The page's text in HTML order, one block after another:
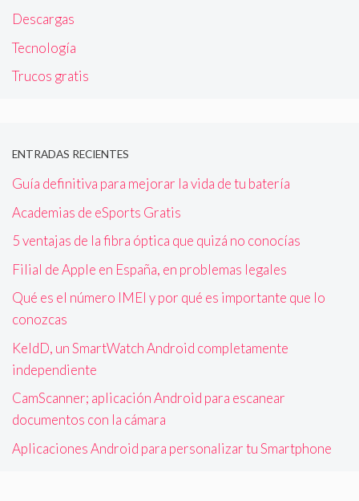
Descargas
Tecnología
Trucos gratis
ENTRADAS RECIENTES
Guía definitiva para mejorar la vida de tu batería
Academias de eSports Gratis
5 ventajas de la fibra óptica que quizá no conocías
Filial de Apple en España, en problemas legales
Qué es el número IMEI y por qué es importante que lo
conozcas
KeldD, un SmartWatch Android completamente
independiente
CamScanner; aplicación Android para escanear
documentos con la cámara
Aplicaciones Android para personalizar tu Smartphone